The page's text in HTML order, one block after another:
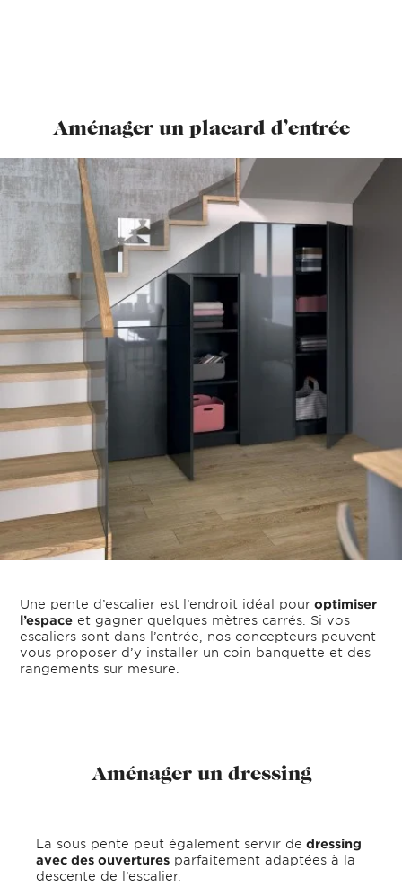
Aménager un placard d’entrée
Une pente d’escalier est l’endroit idéal pour optimiser
l’espace et gagner quelques mètres carrés. Si vos
escaliers sont dans l’entrée, nos concepteurs peuvent
vous proposer d’y installer un coin banquette et des
rangements sur mesure.
Aménager un dressing
La sous pente peut également servir de dressing
avec des ouvertures parfaitement adaptées à la
descente de l’escalier.